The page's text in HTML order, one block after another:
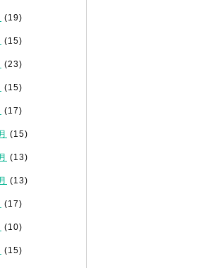
(19)
(15)
(23)
(15)
(17)
(15)
(13)
(13)
(17)
(10)
(15)